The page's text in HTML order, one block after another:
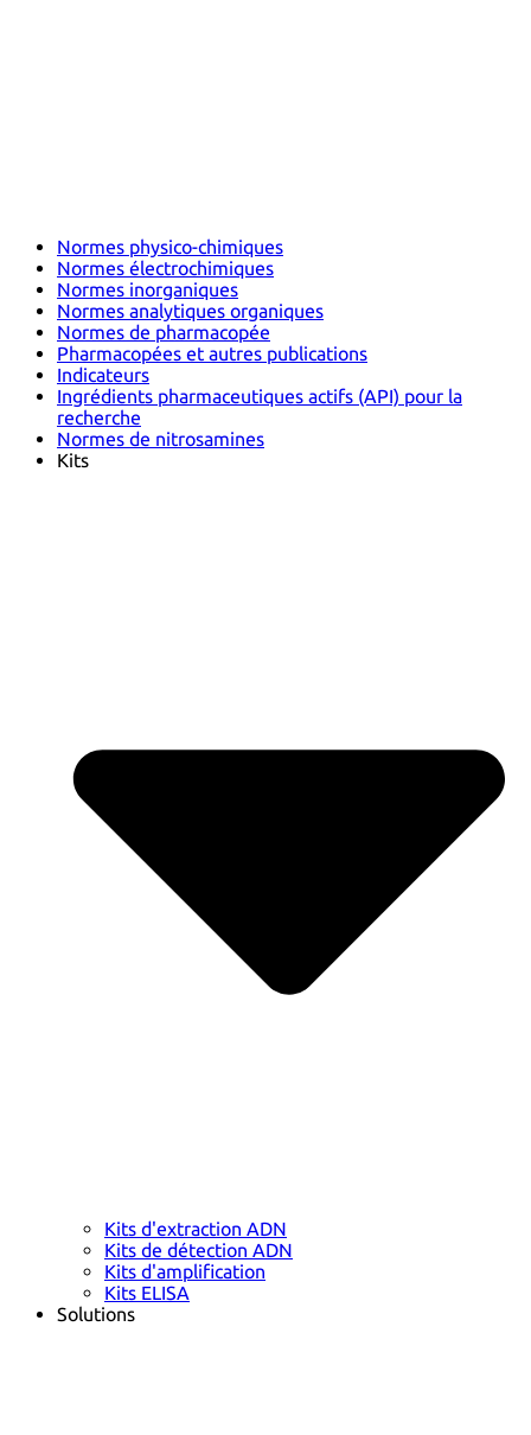
Normes physico-chimiques
Normes électrochimiques
Normes inorganiques
Normes analytiques organiques
Normes de pharmacopée
Pharmacopées et autres publications
Indicateurs
Ingrédients pharmaceutiques actifs (API) pour la
recherche
Normes de nitrosamines
Kits
Kits d'extraction ADN
Kits de détection ADN
Kits d'amplification
Kits ELISA
Solutions